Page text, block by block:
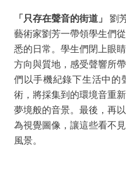
「只存在聲音的街道」 劉
藝術家劉芳一帶領學生們
悉的日常。學生們閉上眼
方向與質地，感受聲響所
們以手機紀錄下生活中的
術，將採集到的環境音重
夢境般的音景。最後，再
為視覺圖像，讓這些看不
風景。